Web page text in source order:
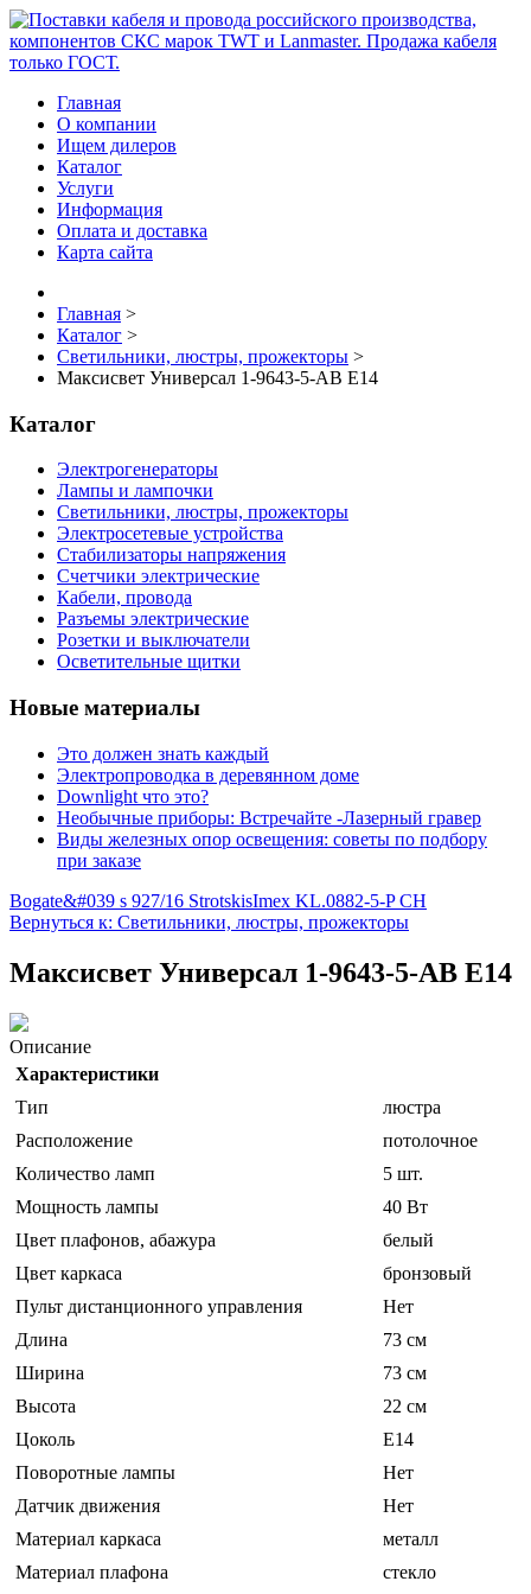
Главная
О компании
Ищем дилеров
Каталог
Услуги
Информация
Оплата и доставка
Карта сайта
Главная >
Каталог >
Светильники, люстры, прожекторы >
Максисвет Универсал 1-9643-5-AB E14
Каталог
Электрогенераторы
Лампы и лампочки
Светильники, люстры, прожекторы
Электросетевые устройства
Стабилизаторы напряжения
Счетчики электрические
Кабели, провода
Разъемы электрические
Розетки и выключатели
Осветительные щитки
Новые материалы
Это должен знать каждый
Электропроводка в деревянном доме
Downlight что это?
Необычные приборы: Встречайте -Лазерный гравер
Виды железных опор освещения: советы по подбору
при заказе
Bogate&#039 s 927/16 StrotskisImex KL.0882-5-P CH
Вернуться к: Светильники, люстры, прожекторы
Максисвет Универсал 1-9643-5-AB E14
Описание
Характеристики
Тип
люстра
Расположение
потолочное
Количество ламп
5 шт.
Мощность лампы
40 Вт
Цвет плафонов, абажура
белый
Цвет каркаса
бронзовый
Пульт дистанционного управления
Нет
Длина
73 см
Ширина
73 см
Высота
22 см
Цоколь
E14
Поворотные лампы
Нет
Датчик движения
Нет
Материал каркаса
металл
Материал плафона
стекло